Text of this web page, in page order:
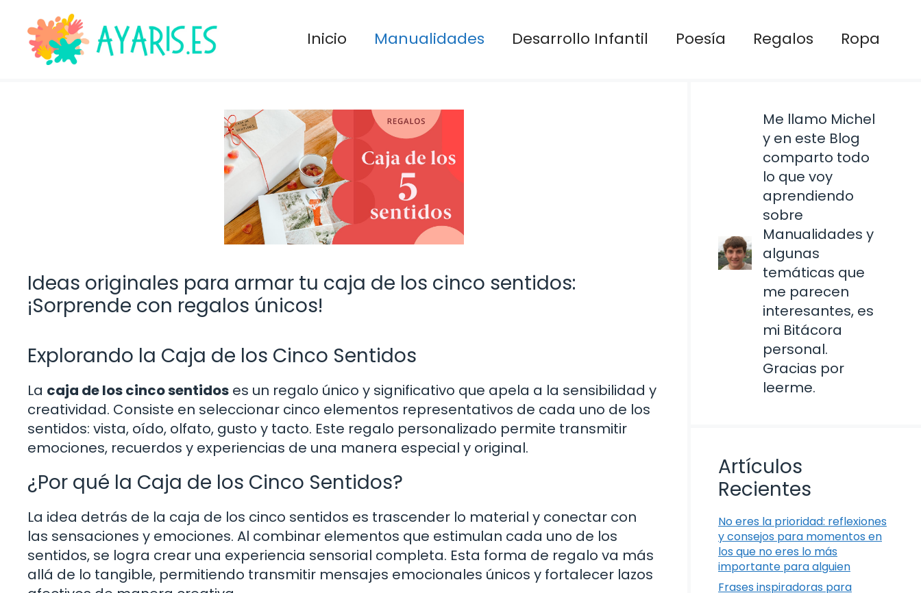
contenido
Inicio Manualidades Desarrollo Infantil Poesía Regalos Ropa
Ideas originales para armar tu caja de los cinco sentidos:
¡Sorprende con regalos únicos!
Explorando la Caja de los Cinco Sentidos
La caja de los cinco sentidos es un regalo único y significativo que apela a la sensibilidad y
creatividad. Consiste en seleccionar cinco elementos representativos de cada uno de los
sentidos: vista, oído, olfato, gusto y tacto. Este regalo personalizado permite transmitir
emociones, recuerdos y experiencias de una manera especial y original.
¿Por qué la Caja de los Cinco Sentidos?
La idea detrás de la caja de los cinco sentidos es trascender lo material y conectar con
las sensaciones y emociones. Al combinar elementos que estimulan cada uno de los
sentidos, se logra crear una experiencia sensorial completa. Esta forma de regalo va más
allá de lo tangible, permitiendo transmitir mensajes emocionales únicos y fortalecer lazos
Me llamo Michel
y en este Blog
comparto todo
lo que voy
aprendiendo
sobre
Manualidades y
algunas
temáticas que
me parecen
interesantes, es
mi Bitácora
personal.
Gracias por
leerme.
Artículos
Recientes
No eres la prioridad: reflexiones
y consejos para momentos en
los que no eres lo más
importante para alguien
Frases inspiradoras para